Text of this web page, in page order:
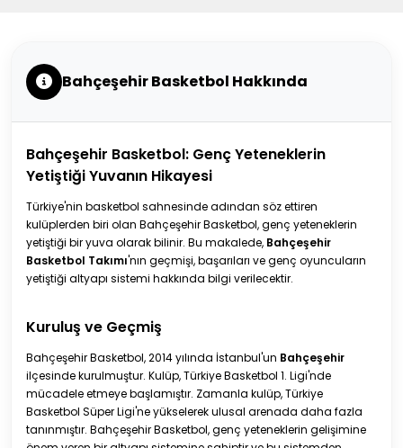
Bahçeşehir Basketbol Hakkında
Bahçeşehir Basketbol: Genç Yeteneklerin
Yetiştiği Yuvanın Hikayesi
Türkiye'nin basketbol sahnesinde adından söz ettiren
kulüplerden biri olan Bahçeşehir Basketbol, genç yeteneklerin
yetiştiği bir yuva olarak bilinir. Bu makalede, Bahçeşehir
Basketbol Takımı'nın geçmişi, başarıları ve genç oyuncuların
yetiştiği altyapı sistemi hakkında bilgi verilecektir.
Kuruluş ve Geçmiş
Bahçeşehir Basketbol, 2014 yılında İstanbul'un Bahçeşehir
ilçesinde kurulmuştur. Kulüp, Türkiye Basketbol 1. Ligi'nde
mücadele etmeye başlamıştır. Zamanla kulüp, Türkiye
Basketbol Süper Ligi'ne yükselerek ulusal arenada daha fazla
tanınmıştır. Bahçeşehir Basketbol, genç yeteneklerin gelişimine